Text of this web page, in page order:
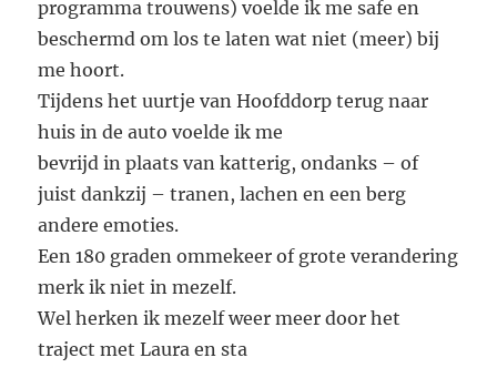
programma trouwens) voelde ik me safe en
beschermd om los te laten wat niet (meer) bij
me hoort.
Tijdens het uurtje van Hoofddorp terug naar
huis in de auto voelde ik me
bevrijd in plaats van katterig, ondanks – of
juist dankzij – tranen, lachen en een berg
andere emoties.
Een 180 graden ommekeer of grote verandering
merk ik niet in mezelf.
Wel herken ik mezelf weer meer door het
traject met Laura en sta